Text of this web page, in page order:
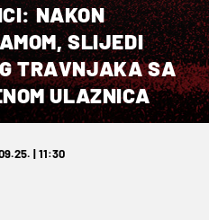
NAKON
SLIJEDI
TRAVNJAKA SA
ULAZNICA
| 11:30